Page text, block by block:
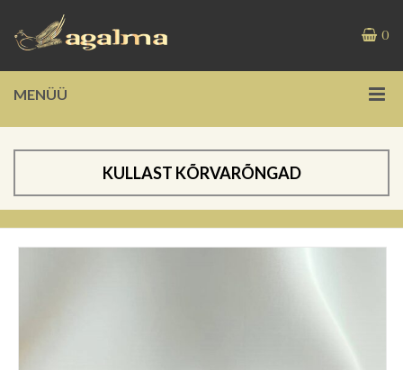
0
MENÜÜ
KULLAST KÕRVARÕNGAD